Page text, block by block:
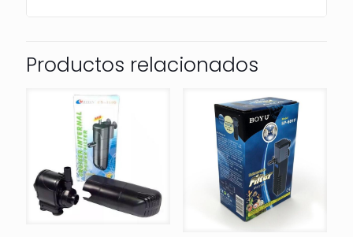
Productos relacionados